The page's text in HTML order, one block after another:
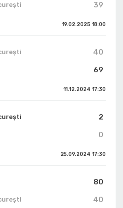
39
19.02.2025 18:00
40
69
11.12.2024 17:30
2
0
25.09.2024 17:30
80
40